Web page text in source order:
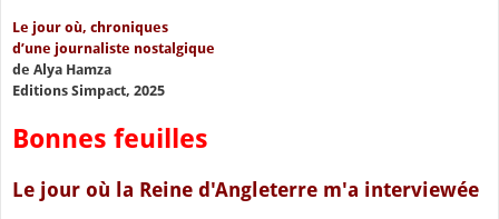
Le jour où, chroniques
d’une journaliste nostalgique
de Alya Hamza
Editions Simpact, 2025
Bonnes feuilles
Le jour où la Reine d'Angleterre m'a interviewée